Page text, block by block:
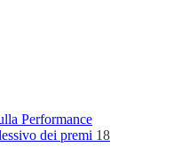
Performance
dei premi 18